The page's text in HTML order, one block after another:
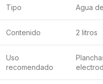
Tipo Agua
Contenido 2 litros
Uso
recomendado